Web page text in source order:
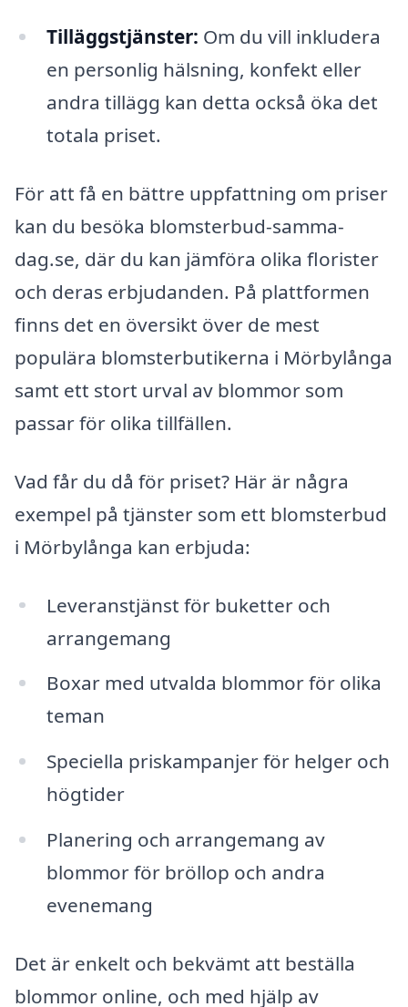
Tilläggstjänster: Om du vill inkludera
en personlig hälsning, konfekt eller
andra tillägg kan detta också öka det
totala priset.
För att få en bättre uppfattning om priser
kan du besöka blomsterbud-samma-
dag.se, där du kan jämföra olika florister
och deras erbjudanden. På plattformen
finns det en översikt över de mest
populära blomsterbutikerna i Mörbylånga
samt ett stort urval av blommor som
passar för olika tillfällen.
Vad får du då för priset? Här är några
exempel på tjänster som ett blomsterbud
i Mörbylånga kan erbjuda:
Leveranstjänst för buketter och
arrangemang
Boxar med utvalda blommor för olika
teman
Speciella priskampanjer för helger och
högtider
Planering och arrangemang av
blommor för bröllop och andra
evenemang
Det är enkelt och bekvämt att beställa
blommor online, och med hjälp av